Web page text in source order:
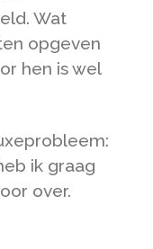
Wat
opgeven
hen is wel
ik graag
over.